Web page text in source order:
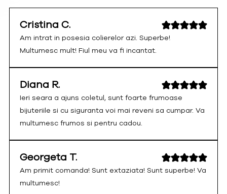
Cristina C.
Am intrat in posesia colierelor azi. Superbe!
Multumesc mult! Fiul meu va fi incantat.
Diana R.
Ieri seara a ajuns coletul, sunt foarte frumoase
bijuteriile si cu siguranta voi mai reveni sa cumpar. Va
multumesc frumos si pentru cadou.
Georgeta T.
Am primit comanda! Sunt extaziata! Sunt superbe! Va
multumesc!